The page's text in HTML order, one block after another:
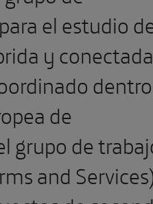
el estudio
y
dentro
de
grupo de
and